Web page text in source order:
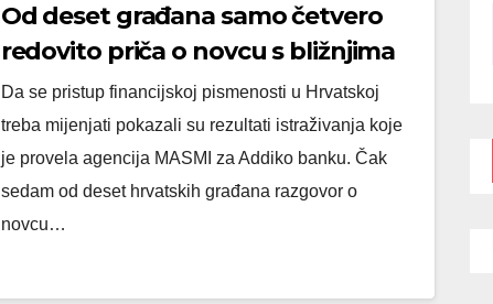
Od deset građana samo četvero
redovito priča o novcu s bližnjima
Da se pristup financijskoj pismenosti u Hrvatskoj
treba mijenjati pokazali su rezultati istraživanja koje
je provela agencija MASMI za Addiko banku. Čak
sedam od deset hrvatskih građana razgovor o
novcu…